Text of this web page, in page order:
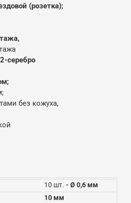
(розетка);
2-серебро
без кожуха,
10 шт. - Ø 0,6 мм
10 мм